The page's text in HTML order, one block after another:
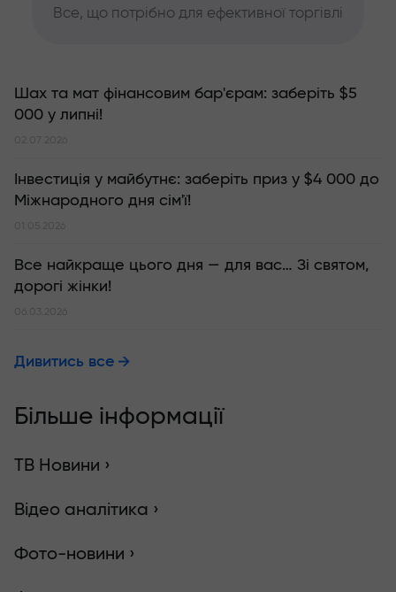
Все, що потрібно для ефективної торгівлі
Шах та мат фінансовим бар'єрам: заберіть $5
000 у липні!
02.07.2026
Інвестиція у майбутнє: заберіть приз у $4 000 до
Міжнародного дня сім'ї!
01.05.2026
Все найкраще цього дня — для вас… Зі святом,
дорогі жінки!
06.03.2026
Дивитись все
Більше інформації
ТВ Новини ›
Відео аналітика ›
Фото-новини ›